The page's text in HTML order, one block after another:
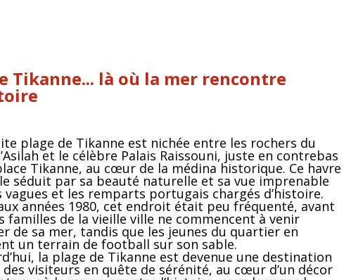
Tikanne... là où la mer rencontre
plage de Tikanne est nichée entre les rochers du
et le célèbre Palais Raissouni, juste en contrebas
Tikanne, au cœur de la médina historique. Ce havre
séduit par sa beauté naturelle et sa vue imprenable
vagues et les remparts portugais chargés d’histoire.
années 1980, cet endroit était peu fréquenté, avant
familles de la vieille ville ne commencent à venir
de sa mer, tandis que les jeunes du quartier en
un terrain de football sur son sable.
la plage de Tikanne est devenue une destination
des visiteurs en quête de sérénité, au cœur d’un décor